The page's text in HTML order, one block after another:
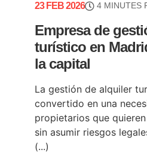
23 FEB 2026 4 MINUTES
Empresa de
turístico en
la capital
La gestión de alquiler
convertido en una
propietarios que
sin asumir riesgos
(...)